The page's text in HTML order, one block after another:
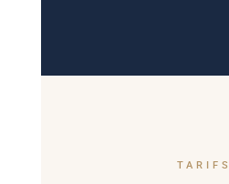
TARIFS